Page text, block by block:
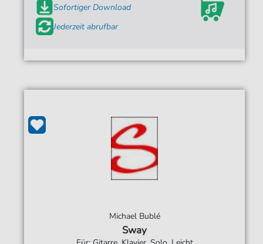
Sofortiger Download
Jederzeit abrufbar
Michael Bublé
Sway